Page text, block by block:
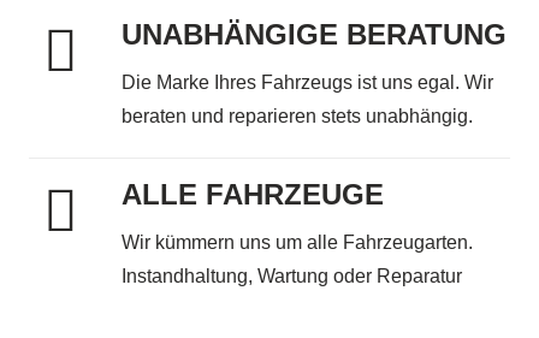
UNABHÄNGIGE BERATUNG
Die Marke Ihres Fahrzeugs ist uns egal. Wir
beraten und reparieren stets unabhängig.
ALLE FAHRZEUGE
Wir kümmern uns um alle Fahrzeugarten.
Instandhaltung, Wartung oder Reparatur